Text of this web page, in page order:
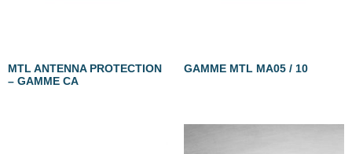
MTL ANTENNA PROTECTION
– GAMME CA
GAMME MTL MA05 / 10